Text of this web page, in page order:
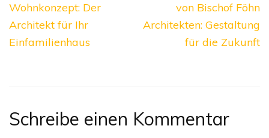
Wohnkonzept: Der
Architekt für Ihr
Einfamilienhaus
von Bischof Föhn
Architekten: Gestaltung
für die Zukunft
Schreibe einen Kommentar